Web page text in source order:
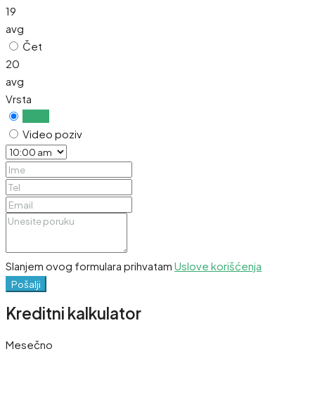
19
avg
Čet
20
avg
Vrsta
Video poziv
Slanjem ovog formulara prihvatam Uslove korišćenja
Pošalji
Kreditni kalkulator
Mesečno